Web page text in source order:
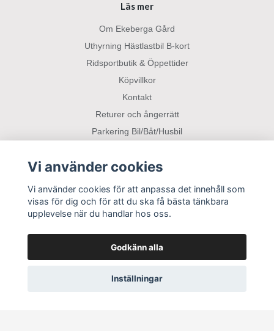
Läs mer
Om Ekeberga Gård
Uthyrning Hästlastbil B-kort
Ridsportbutik & Öppettider
Köpvillkor
Kontakt
Returer och ångerrätt
Parkering Bil/Båt/Husbil
Sociala medier
Vi använder cookies
Vi använder cookies för att anpassa det innehåll som
visas för dig och för att du ska få bästa tänkbara
upplevelse när du handlar hos oss.
Godkänn alla
Inställningar